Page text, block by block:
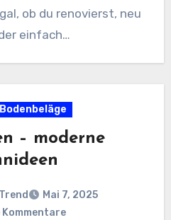
ob du renovierst, neu
einfach…
– moderne
Mai 7, 2025
Kommentare